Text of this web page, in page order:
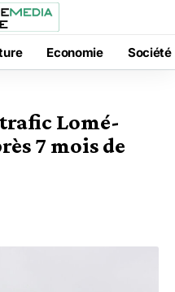
Economie Société
Lomé-
7 mois de